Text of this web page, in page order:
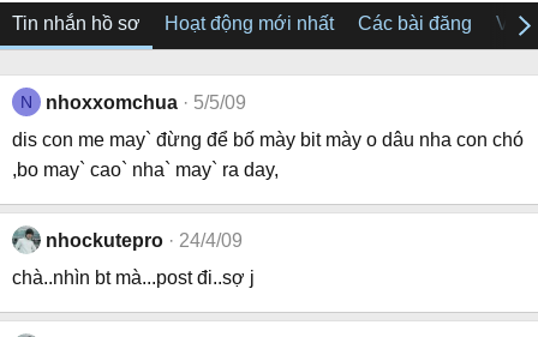
Tin nhắn hồ sơ Hoạt động mới nhất Các bài đăng Về
N nhoxxomchua
5/5/09
dis con me may` đừng để bố mày bit mày o dâu nha con chó
,bo may` cao` nha` may` ra day,
nhockutepro
24/4/09
chà..nhìn bt mà...post đi..sợ j